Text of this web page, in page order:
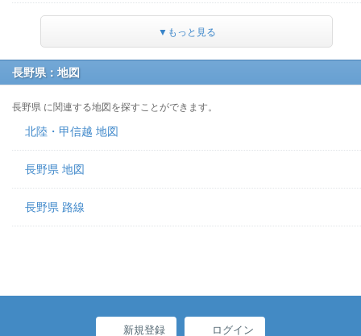
▼もっと見る
長野県：地図
長野県 に関連する地図を探すことができます。
北陸・甲信越 地図
長野県 地図
長野県 路線
新規登録 ログイン